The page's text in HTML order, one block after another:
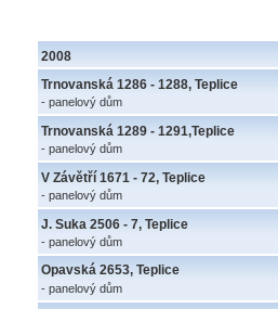
2008
Trnovanská 1286 - 1288, Teplice
- panelový dům
Trnovanská 1289 - 1291,Teplice
- panelový dům
V Závětří 1671 - 72, Teplice
- panelový dům
J. Suka 2506 - 7, Teplice
- panelový dům
Opavská 2653, Teplice
- panelový dům